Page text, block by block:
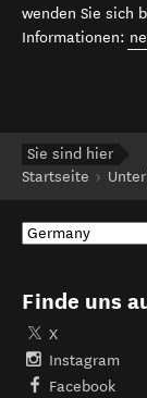
wenden Sie sich
Informationen:
Sie sind hier
Startseite
Finde uns
X
Instagram
Facebook